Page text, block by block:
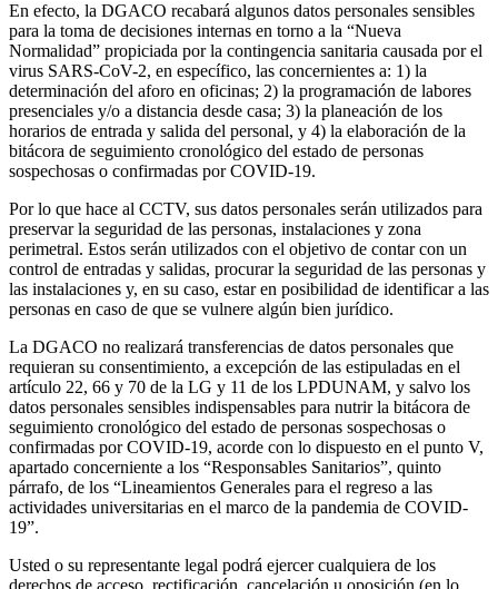
En efecto, la DGACO recabará algunos datos personales sensibles
para la toma de decisiones internas en torno a la “Nueva
Normalidad” propiciada por la contingencia sanitaria causada por el
virus SARS-CoV-2, en específico, las concernientes a: 1) la
determinación del aforo en oficinas; 2) la programación de labores
presenciales y/o a distancia desde casa; 3) la planeación de los
horarios de entrada y salida del personal, y 4) la elaboración de la
bitácora de seguimiento cronológico del estado de personas
sospechosas o confirmadas por COVID-19.
Por lo que hace al CCTV, sus datos personales serán utilizados para
preservar la seguridad de las personas, instalaciones y zona
perimetral. Estos serán utilizados con el objetivo de contar con un
control de entradas y salidas, procurar la seguridad de las personas y
las instalaciones y, en su caso, estar en posibilidad de identificar a las
personas en caso de que se vulnere algún bien jurídico.
La DGACO no realizará transferencias de datos personales que
requieran su consentimiento, a excepción de las estipuladas en el
artículo 22, 66 y 70 de la LG y 11 de los LPDUNAM, y salvo los
datos personales sensibles indispensables para nutrir la bitácora de
seguimiento cronológico del estado de personas sospechosas o
confirmadas por COVID-19, acorde con lo dispuesto en el punto V,
apartado concerniente a los “Responsables Sanitarios”, quinto
párrafo, de los “Lineamientos Generales para el regreso a las
actividades universitarias en el marco de la pandemia de COVID-
19”.
Usted o su representante legal podrá ejercer cualquiera de los